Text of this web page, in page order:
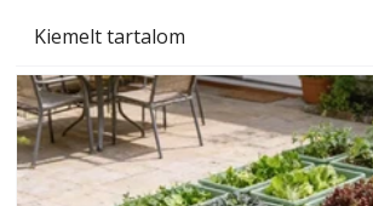
Kiemelt tartalom